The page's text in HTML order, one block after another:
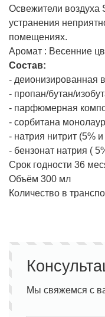
Освежители воздуха
устранения
помещениях.
Аромат : Весенние
Состав:
- деионизированная
- пропан/бутан/
- парфюмерная
- сорбитана
- натрия нитрит (5%
- бензонат натрия (
Срок годности 36
Объём 300 мл
Количество в
Мы свяжемся с